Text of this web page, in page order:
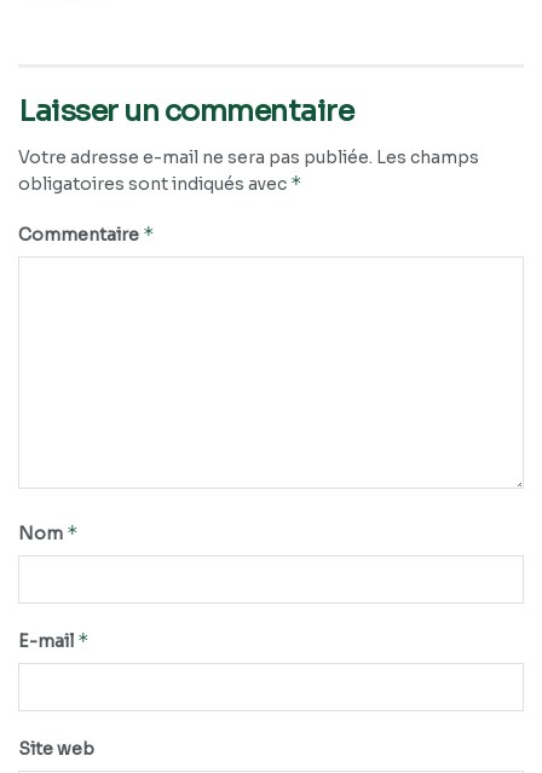
Laisser un commentaire
Votre adresse e-mail ne sera pas publiée. Les champs
obligatoires sont indiqués avec *
Commentaire *
Nom *
E-mail *
Site web